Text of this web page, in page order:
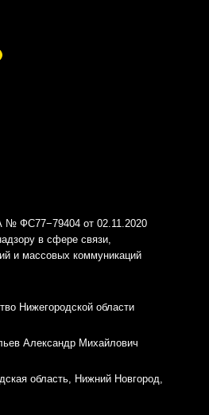
№ ФС77−79404 от 02.11.2020
в сфере связи,
и массовых коммуникаций
Нижегородской области
Александр Михайлович
область, Нижний Новгород,